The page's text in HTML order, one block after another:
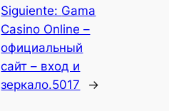
Siguiente: Gama
Casino Online –
официальный
сайт – вход и
зеркало.5017
→